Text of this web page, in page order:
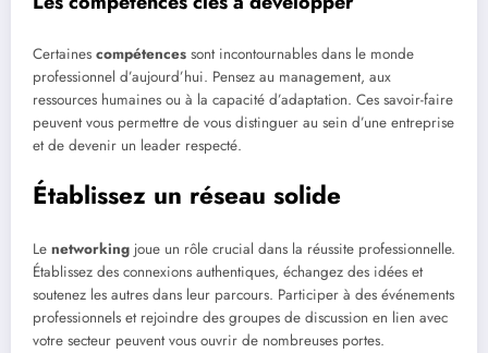
Certaines compétences sont incontournables dans le monde
professionnel d’aujourd’hui. Pensez au management, aux
ressources humaines ou à la capacité d’adaptation. Ces savoir-faire
peuvent vous permettre de vous distinguer au sein d’une entreprise
et de devenir un leader respecté.
Établissez un réseau solide
Le networking joue un rôle crucial dans la réussite professionnelle.
Établissez des connexions authentiques, échangez des idées et
soutenez les autres dans leur parcours. Participer à des événements
professionnels et rejoindre des groupes de discussion en lien avec
votre secteur peuvent vous ouvrir de nombreuses portes.